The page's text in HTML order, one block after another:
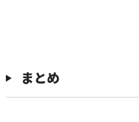
まとめ